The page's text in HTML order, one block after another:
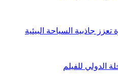
جاذبية السياحة البيئية